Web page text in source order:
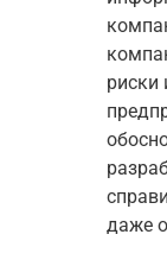
риски
даже